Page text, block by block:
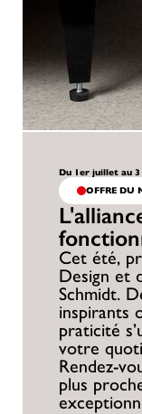
Du 1er juillet au
OFFRE DU
Cet été,
Design et
Schmidt.
inspirants
praticité
votre
Rendez-
plus